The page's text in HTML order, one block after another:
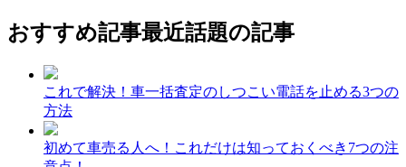
おすすめ記事最近話題の記事
これで解決！車一括査定のしつこい電話を止める3つの
方法
初めて車売る人へ！これだけは知っておくべき7つの注